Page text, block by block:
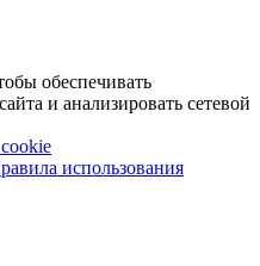
обеспечивать
и анализировать сетевой
использования